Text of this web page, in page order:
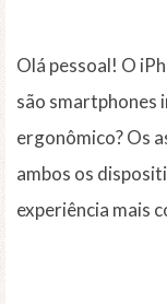
Olá pessoal! O
são smartphones
ergonômico? Os
ambos os
experiência mais